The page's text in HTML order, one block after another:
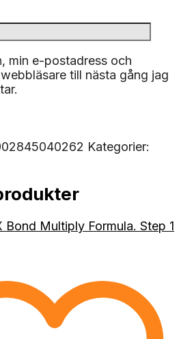
min e-postadress och
till nästa gång jag
Kategorier: